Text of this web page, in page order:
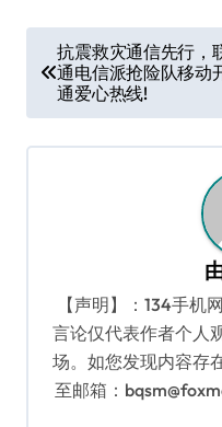
章
导
航
抗震救灾通信先行，
通电信派抢险队移动
通爱心热线!
【声明】：134手机
言论仅代表作者个人
场。如您发现内容存
至邮箱：